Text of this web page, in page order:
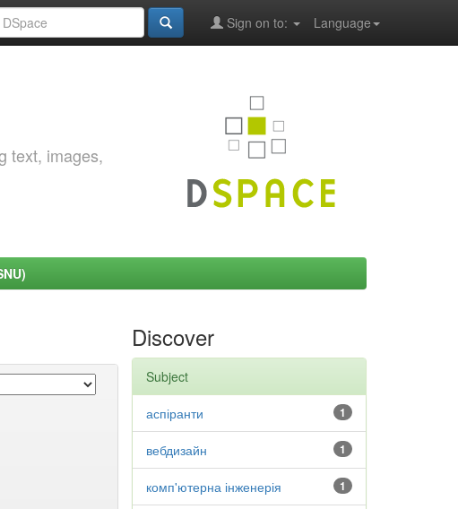
Language
Sign on to:
text, images,
Discover
Subject
1
аспіранти
1
вебдизайн
1
комп'ютерна інженерія